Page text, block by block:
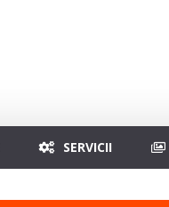
SERVICII